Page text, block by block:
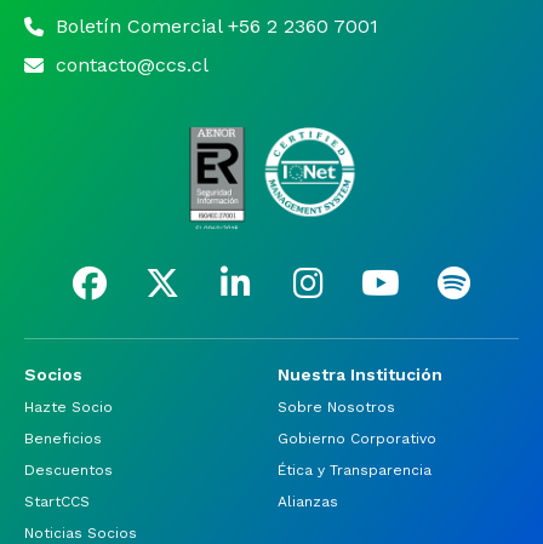
Boletín Comercial +56 2 2360 7001
contacto@ccs.cl
Socios
Hazte Socio
Beneficios
Descuentos
StartCCS
Noticias Socios
Nuestra Institución
Sobre Nosotros
Gobierno Corporativo
Ética y Transparencia
Alianzas